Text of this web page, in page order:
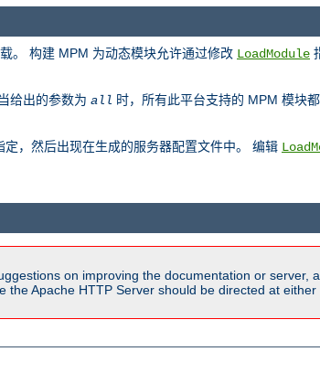
。 构建 MPM 为动态模块允许通过修改 LoadModule
给出的参数为 all 时，所有此平台支持的 MPM 模块
定，然后出现在生成的服务器配置文件中。 编辑
on improving the documentation or
Apache HTTP Server should be directed at